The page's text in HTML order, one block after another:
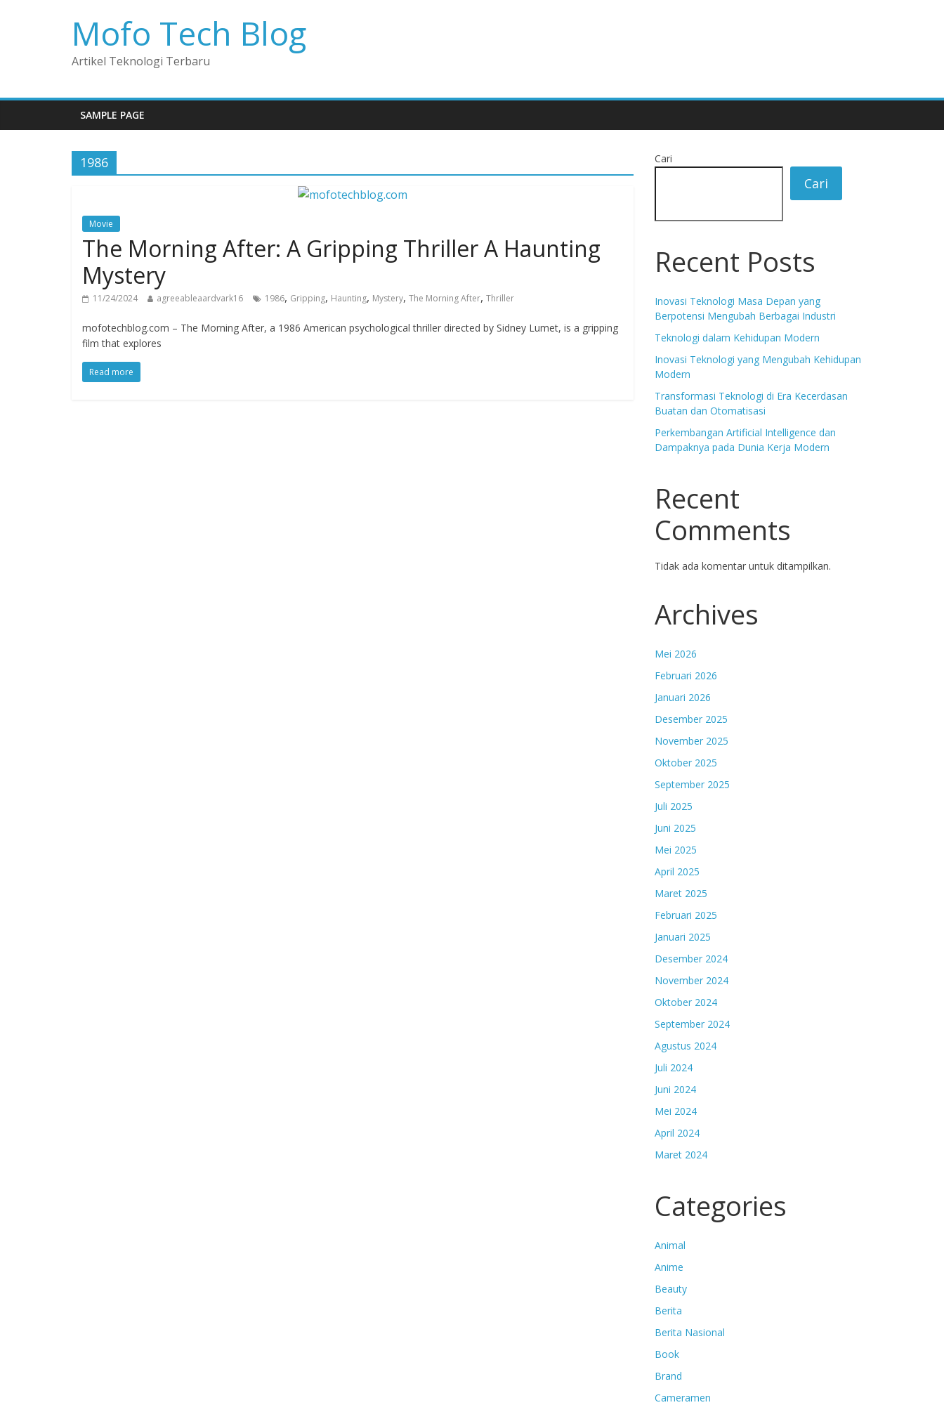
Mofo Tech Blog
Artikel Teknologi Terbaru
SAMPLE PAGE
1986
Movie
The Morning After: A Gripping Thriller A Haunting
Mystery
11/24/2024 agreeableaardvark16 1986, Gripping, Haunting, Mystery, The Morning After, Thriller
mofotechblog.com – The Morning After, a 1986 American psychological thriller directed by Sidney Lumet, is a gripping
film that explores
Read more
Cari
Cari
Recent Posts
Inovasi Teknologi Masa Depan yang
Berpotensi Mengubah Berbagai Industri
Teknologi dalam Kehidupan Modern
Inovasi Teknologi yang Mengubah Kehidupan
Modern
Transformasi Teknologi di Era Kecerdasan
Buatan dan Otomatisasi
Perkembangan Artificial Intelligence dan
Dampaknya pada Dunia Kerja Modern
Recent
Comments
Tidak ada komentar untuk ditampilkan.
Archives
Mei 2026
Februari 2026
Januari 2026
Desember 2025
November 2025
Oktober 2025
September 2025
Juli 2025
Juni 2025
Mei 2025
April 2025
Maret 2025
Februari 2025
Januari 2025
Desember 2024
November 2024
Oktober 2024
September 2024
Agustus 2024
Juli 2024
Juni 2024
Mei 2024
April 2024
Maret 2024
Categories
Animal
Anime
Beauty
Berita
Berita Nasional
Book
Brand
Cameramen